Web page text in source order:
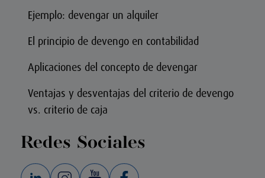
Ejemplo: devengar un alquiler
El principio de devengo en contabilidad
Aplicaciones del concepto de devengar
Ventajas y desventajas del criterio de devengo
vs. criterio de caja
Redes Sociales